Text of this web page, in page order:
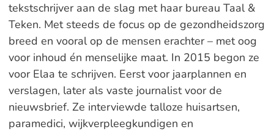
tekstschrijver aan de slag met haar bureau Taal &
Teken. Met steeds de focus op de gezondheidszorg
breed en vooral op de mensen erachter – met oog
voor inhoud én menselijke maat. In 2015 begon ze
voor Elaa te schrijven. Eerst voor jaarplannen en
verslagen, later als vaste journalist voor de
nieuwsbrief. Ze interviewde talloze huisartsen,
paramedici, wijkverpleegkundigen en